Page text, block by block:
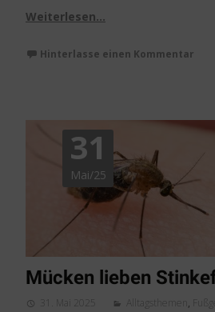
Weiterlesen…
Hinterlasse einen Kommentar
31
Mai/25
Mücken lieben
31. Mai 2025 Alltagsthemen ,